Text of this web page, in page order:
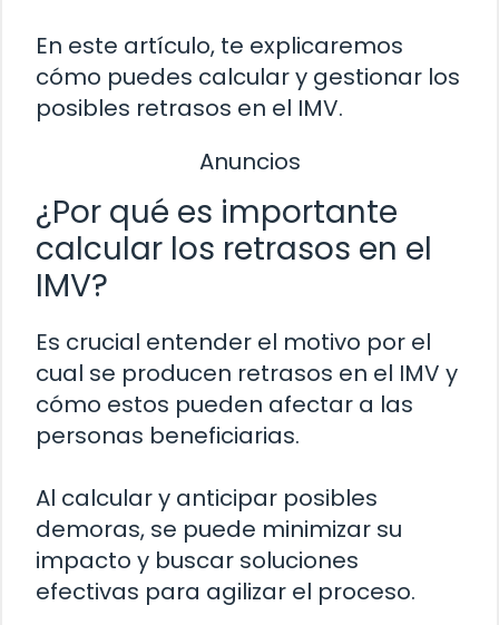
En este artículo, te explicaremos
cómo puedes calcular y gestionar los
posibles retrasos en el IMV.
Anuncios
¿Por qué es importante
calcular los retrasos en el
IMV?
Es crucial entender el motivo por el
cual se producen retrasos en el IMV y
cómo estos pueden afectar a las
personas beneficiarias.
Al calcular y anticipar posibles
demoras, se puede minimizar su
impacto y buscar soluciones
efectivas para agilizar el proceso.